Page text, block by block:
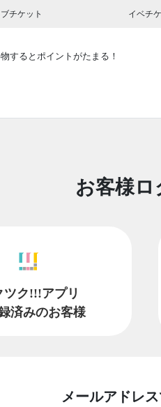
チケット イベチケ
するとポイントがたまる！
お客様ロ
ツク!!!アプリ
済みのお客様
メールアドレ